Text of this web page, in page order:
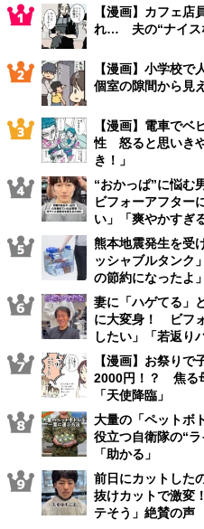
【漫画】カフェ
れ… 夫の“ナイス
【漫画】小学校
個室の隙間から見
【漫画】電車でベ
性 怒ると思いき
き！」
“おかっぱ”に悩
ビフォーアフター
い」「爽やかすぎ
熊本地震発生を受
ッシャブルタンク
の節約になったよ
妻に「ハゲてる」
に大変身！ ビフ
したい」「若返り
【漫画】お祭りで
2000円！？ 焦る
「天使降臨」
大量の「ペットボ
役立つ自衛隊の“ラ
「助かる」
前日にカットした
抜けカットで激変
テそう」絶賛の声